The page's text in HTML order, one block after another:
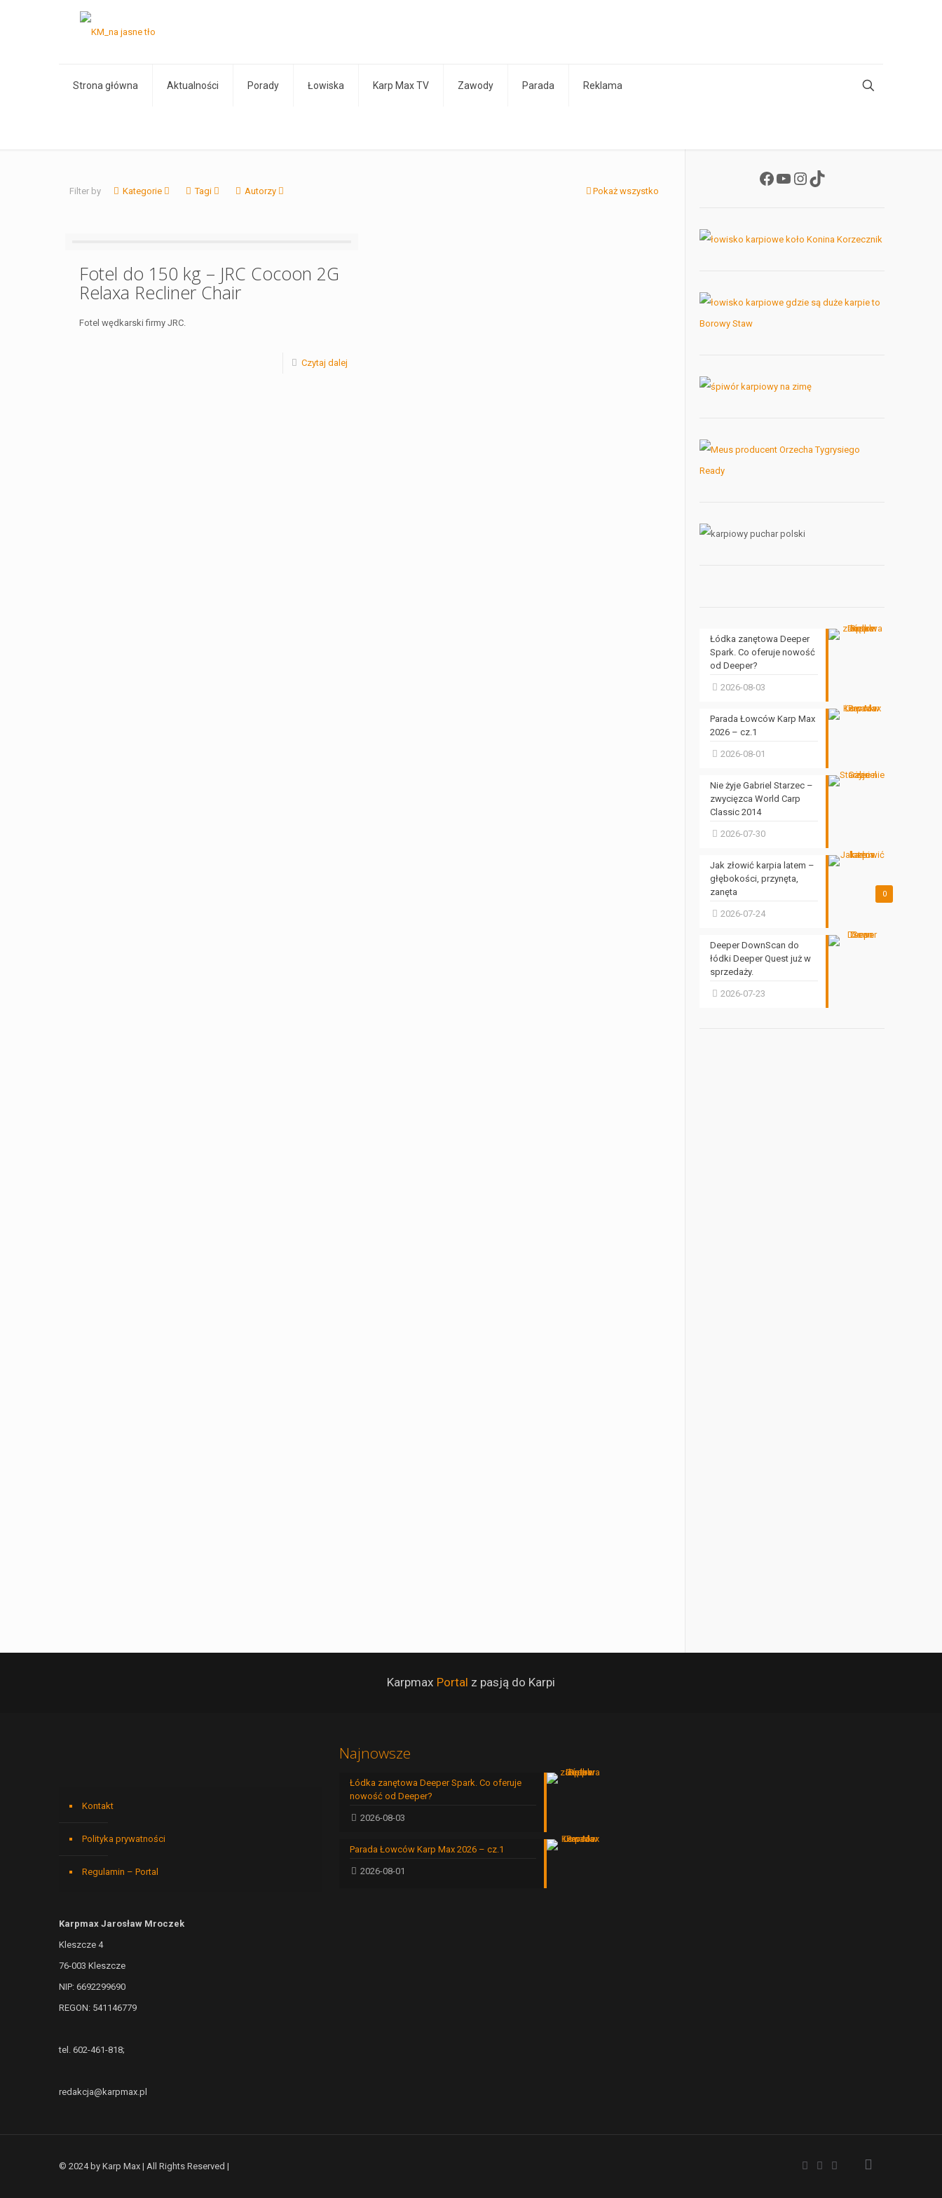
Strona główna Aktualności Porady Łowiska Karp Max TV Zawody Parada Reklama
Filter by Kategorie Tagi Autorzy Pokaż wszystko
Fotel do 150 kg – JRC Cocoon 2G
Relaxa Recliner Chair
Fotel wędkarski firmy JRC.
Czytaj dalej
Facebook
YouTube
Instagram
TikTok
Łódka zanętowa Deeper
Spark. Co oferuje nowość
od Deeper?
2026-08-03
Parada Łowców Karp Max
2026 – cz.1
2026-08-01
Nie żyje Gabriel Starzec –
zwycięzca World Carp
Classic 2014
2026-07-30
0
Jak złowić karpia latem –
głębokości, przynęta,
zanęta
2026-07-24
Deeper DownScan do
łódki Deeper Quest już w
sprzedaży.
2026-07-23
Karpmax Portal z pasją do Karpi
Kontakt
Polityka prywatności
Regulamin – Portal
Karpmax Jarosław Mroczek
Kleszcze 4
76-003 Kleszcze
NIP: 6692299690
REGON: 541146779
tel. 602-461-818;
redakcja@karpmax.pl
Najnowsze
Łódka zanętowa Deeper Spark. Co oferuje
nowość od Deeper?
2026-08-03
Parada Łowców Karp Max 2026 – cz.1
2026-08-01
© 2024 by Karp Max | All Rights Reserved |